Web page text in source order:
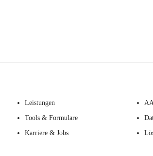
Leistungen
Tools & Formulare
Karriere & Jobs